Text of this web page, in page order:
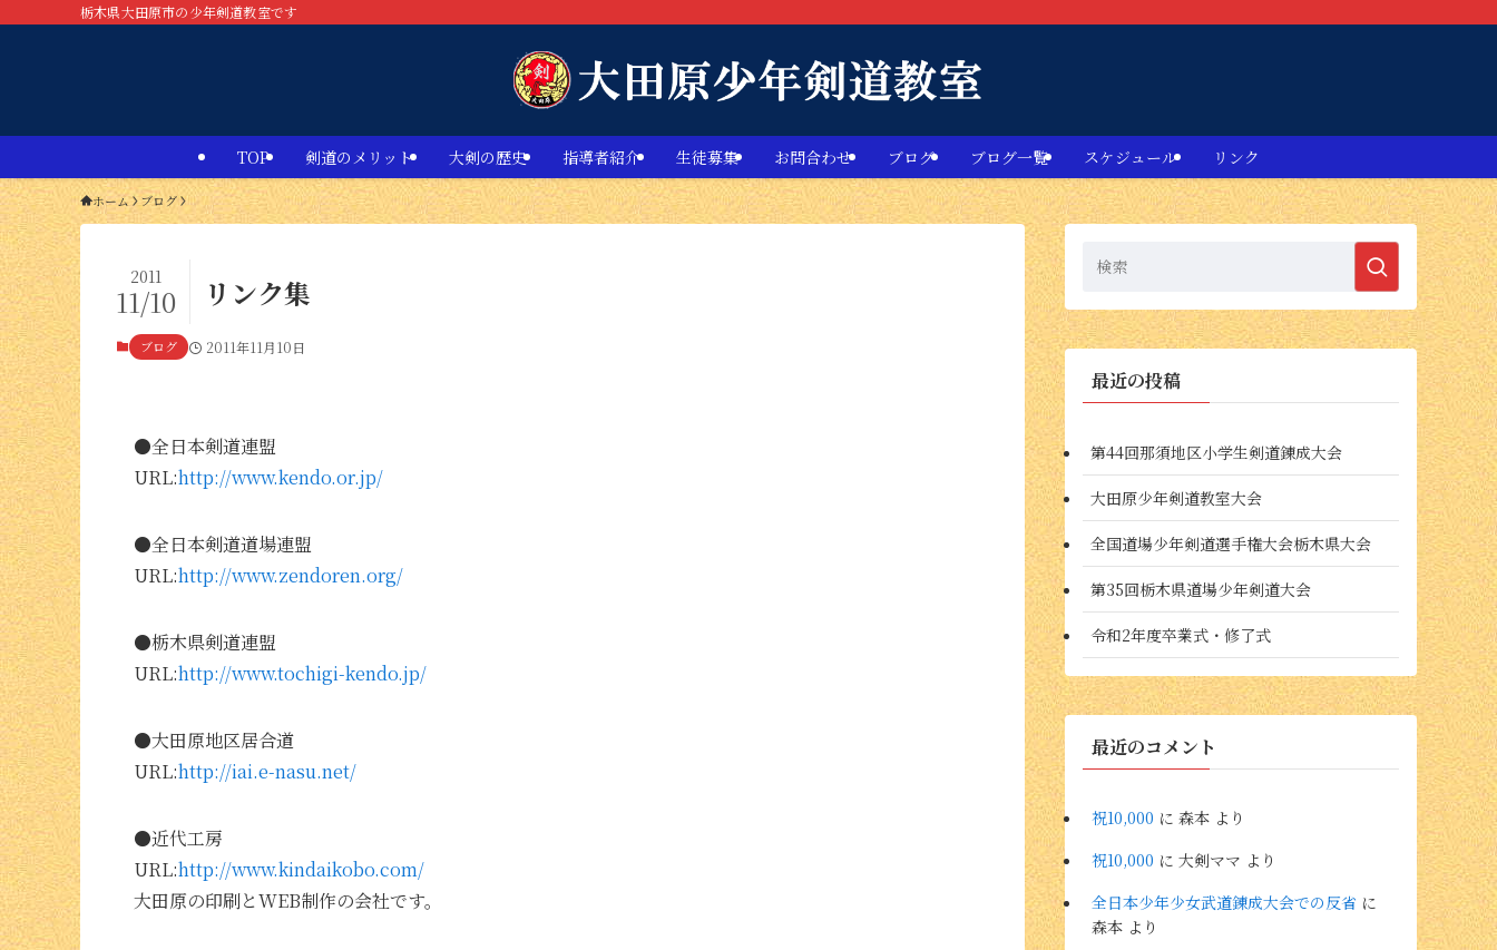
栃木県大田原市の少年剣道教室です
TOP 剣道のメリット 大剣の歴史 指導者紹介 生徒募集 お問合わせ ブログ ブログ一覧 スケジュール リンク
ホーム ブログ
リンク集
2011
11/10
ブログ 2011年11月10日
●全日本剣道連盟
URL:http://www.kendo.or.jp/
●全日本剣道道場連盟
URL:http://www.zendoren.org/
●栃木県剣道連盟
URL:http://www.tochigi-kendo.jp/
●大田原地区居合道
URL:http://iai.e-nasu.net/
●近代工房
URL:http://www.kindaikobo.com/
大田原の印刷とWEB制作の会社です。
最近の投稿
第44回那須地区小学生剣道錬成大会
大田原少年剣道教室大会
全国道場少年剣道選手権大会栃木県大会
第35回栃木県道場少年剣道大会
令和2年度卒業式・修了式
最近のコメント
祝10,000 に 森本 より
祝10,000 に 大剣ママ より
全日本少年少女武道錬成大会での反省 に
森本 より